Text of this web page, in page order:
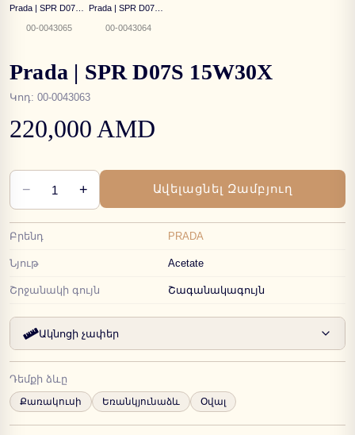
00-0043065 00-0043064
Prada | SPR D07S 15W30X
Կոդ: 00-0043063
220,000 AMD
− 1 + Ավելացնել Զամբյուղ
Բրենդ PRADA
Նյութ Acetate
Շրջանակի գույն Շագանակագույն
Ակնոցի չափեր
Դեմքի ձևը
Քառակուսի Եռանկյունաձև Օվալ